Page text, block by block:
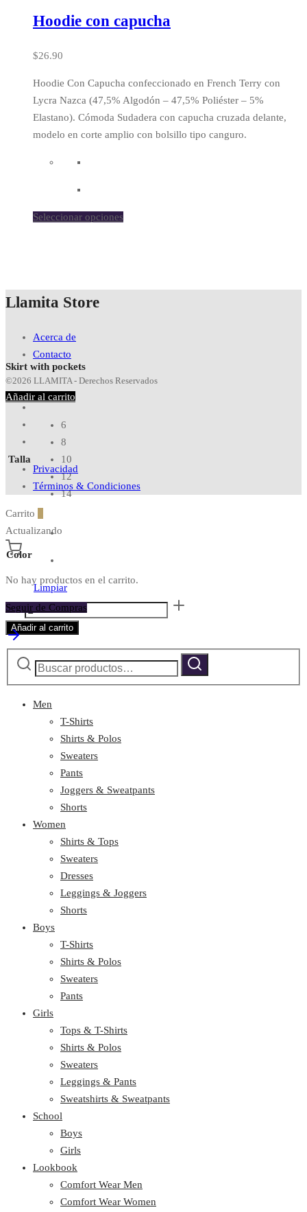
Hoodie con capucha
$26.90
Hoodie Con Capucha confeccionado en French Terry con
Lycra Nazca (47,5% Algodón – 47,5% Poliéster – 5%
Elastano). Cómoda Sudadera con capucha cruzada delante,
modelo en corte amplio con bolsillo tipo canguro.
Seleccionar opciones
Skirt with pockets
Añadir al carrito
Talla
6
8
10
12
14
Color
Limpiar
Skirt
with
cantidad
Añadir al carrito
Llamita Store
Acerca de
Contacto
©2026 LLAMITA - Derechos Reservados
Privacidad
Términos & Condiciones
Carrito
Actualizando
No hay productos en el carrito.
Seguir de Compras
Buscar
Buscar
Men
T-Shirts
Shirts & Polos
Sweaters
Pants
Joggers & Sweatpants
Shorts
Women
Shirts & Tops
Sweaters
Dresses
Leggings & Joggers
Shorts
Boys
T-Shirts
Shirts & Polos
Sweaters
Pants
Girls
Tops & T-Shirts
Shirts & Polos
Sweaters
Leggings & Pants
Sweatshirts & Sweatpants
School
Boys
Girls
Lookbook
Comfort Wear Men
Comfort Wear Women